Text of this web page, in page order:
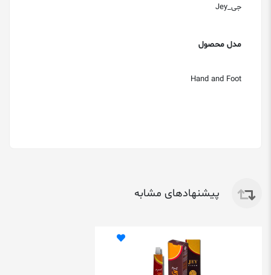
جی_Jey
مدل محصول
Hand and Foot
پیشنهادهای مشابه